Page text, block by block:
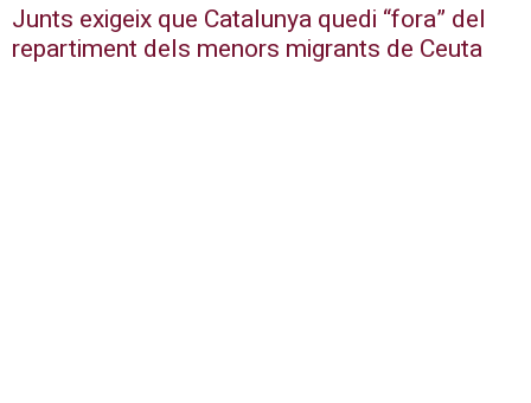
Junts exigeix que Catalunya quedi “fora” del
repartiment dels menors migrants de Ceuta